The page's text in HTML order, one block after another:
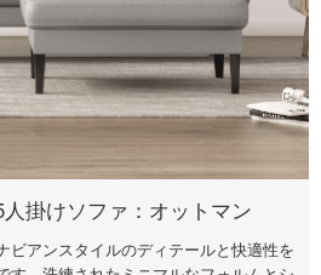
掛けソファ：オットマン
ビアンスタイルのディテールと快適性を